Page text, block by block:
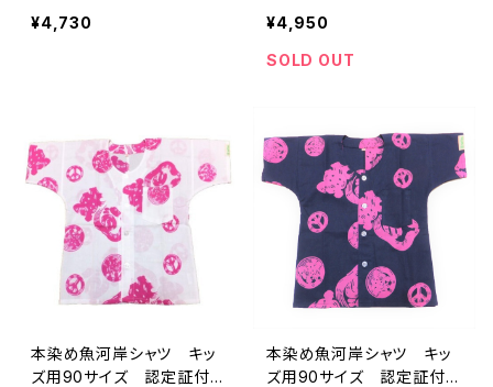
き 木綿晒 平和柄 黒×
ピンク 子供用 日本製
港町
¥4,730
き 木綿晒 平和柄 黒×
ピンク水色グラデーション
子供用 日本製 注染そ
てぬぐいシャツ 濱いちシャ
ツ 焼津 浜通り 港町
¥4,950
SOLD OUT
本染め魚河岸シャツ キッ
ズ用90サイズ 認定証付
本染め魚河岸シャツ キッ
ズ用90サイズ 認定証付